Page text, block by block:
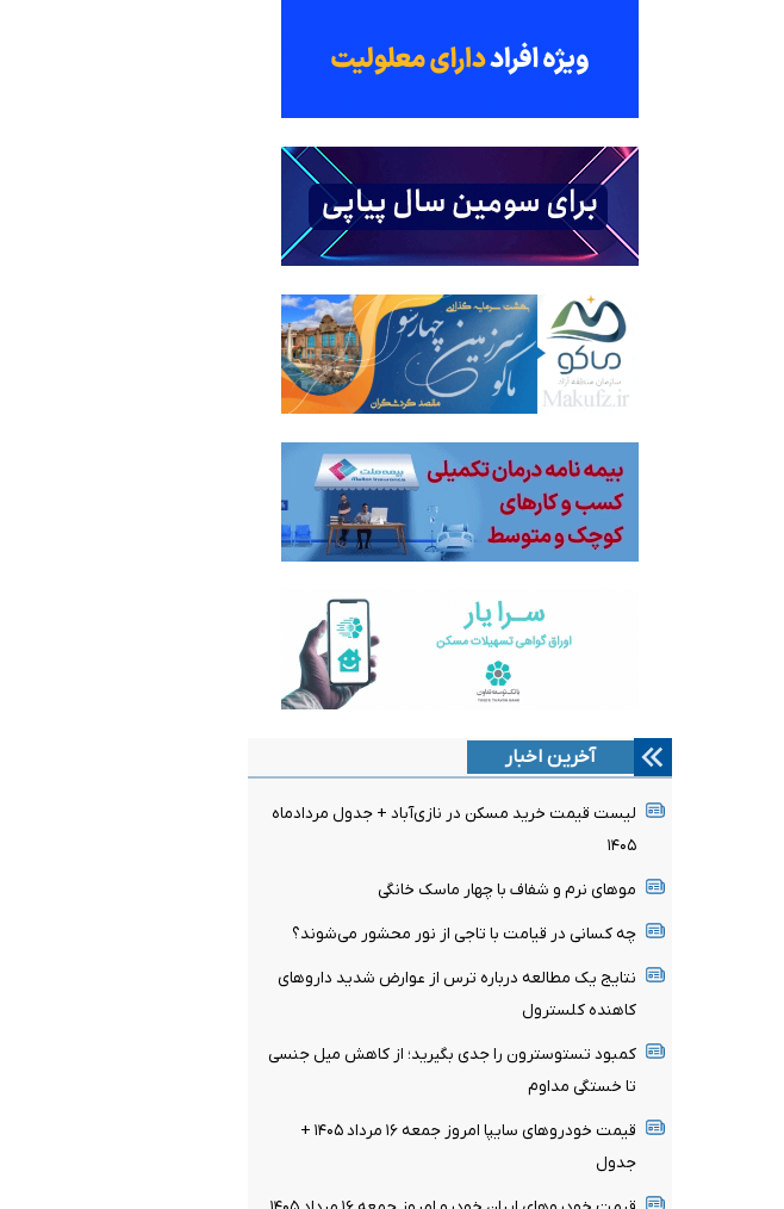
آخرین اخبار
لیست قیمت خرید مسکن در نازی‌آباد + جدول مردادماه
۱۴۰۵
موهای نرم و شفاف با چهار ماسک خانگی
چه کسانی در قیامت با تاجی از نور محشور می‌شوند؟
نتایج یک مطالعه درباره ترس از عوارض شدید داروهای
کاهنده کلسترول
کمبود تستوسترون را جدی بگیرید؛ از کاهش میل جنسی
تا خستگی مداوم
قیمت خودرو‌های سایپا امروز جمعه ۱۶ مرداد ۱۴۰۵ +
جدول